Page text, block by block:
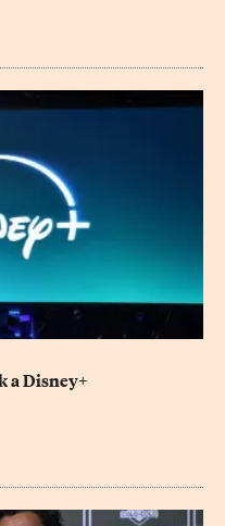
a Disney+